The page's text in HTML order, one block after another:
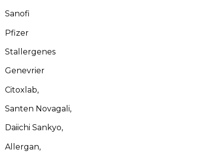
Sanofi
Pfizer
Stallergenes
Genevrier
Citoxlab,
Santen Novagali,
Daiichi Sankyo,
Allergan,